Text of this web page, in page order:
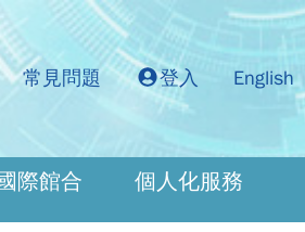
常見問題 登入 English
際館合 個人化服務